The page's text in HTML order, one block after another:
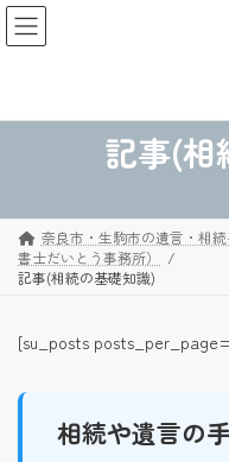
コ
ン
プ
ナ
ビ
動
D’sみらいサポー
記事(相
奈良市・生駒市の遺言・相
書士だいとう事務所）
記事(相続の基礎知識)
[su_posts
相続や遺言の